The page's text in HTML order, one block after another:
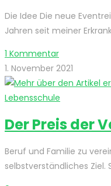
Die Idee Die neue
Jahren seit meiner
1 Kommentar
1. November 2021
Lebensschule
Der Preis der
Beruf und Familie zu
selbstverständliches